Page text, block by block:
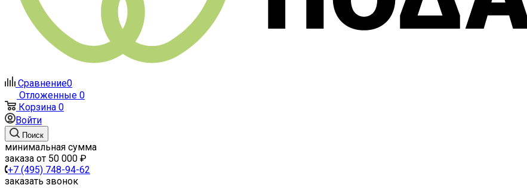
Сравнение0
Отложенные 0
Корзина 0
Войти
Поиск
минимальная сумма
заказа от 50 000 ₽
+7 (495) 748-94-62
заказать звонок